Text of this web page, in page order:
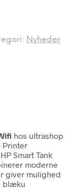
Nyheder
hos ultrashop
Printer
Smart Tank
moderne
giver mulighed
blæku